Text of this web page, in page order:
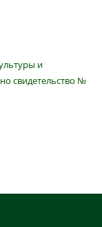
и
свидетельство №